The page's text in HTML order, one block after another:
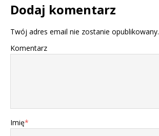
Dodaj komentarz
Twój adres email nie zostanie opublikowany.
Komentarz
Imię*